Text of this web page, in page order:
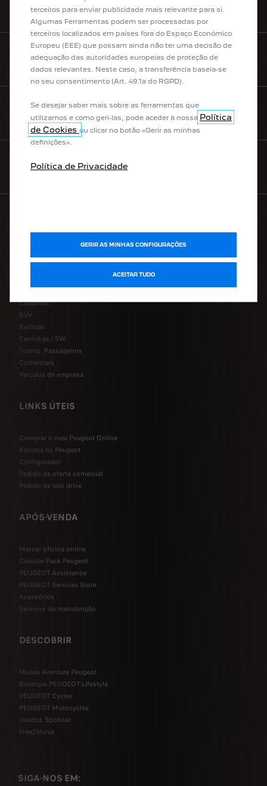
REDE PEUGEOT
CONFIGURADOR
PRECISA DE AJUDA?
CONTACTE-NOS
GAMA
Citadinos
SUV
Berlinas
Carrinhas / SW
Transp. Passageiros
Comerciais
Veículos de empresa
LINKS ÚTEIS
Comprar o meu Peugeot Online
Retoma by Peugeot
Configurador
Pedido de oferta comercial
Pedido de test drive
APÓS-VENDA
Marcar oficina online
Calcular Pack Peugeot
PEUGEOT Assistance
PEUGEOT Services Store
Acessórios
Serviços de manutenção
DESCOBRIR
Museu Aventure Peugeot
Boutique PEUGEOT Lifestyle
PEUGEOT Cycles
PEUGEOT Motocycles
Usados Spoticar
Free2Move
SIGA-NOS EM:
terceiros para enviar publicidade mais relevante para si.
Algumas Ferramentas podem ser processadas por
terceiros localizados em países fora do Espaço Económico
Europeu (EEE) que possam ainda não ter uma decisão de
adequação das autoridades europeias de proteção de
dados relevantes. Neste caso, a transferência baseia-se
no seu consentimento (Art. 49.1a do RGPD).
Se desejar saber mais sobre as ferramentas que
utilizamos e como geri-las, pode aceder à nossa Política
de Cookies ou clicar no botão «Gerir as minhas
definições».
Política de Privacidade
GERIR AS MINHAS CONFIGURAÇÕES
ACEITAR TUDO